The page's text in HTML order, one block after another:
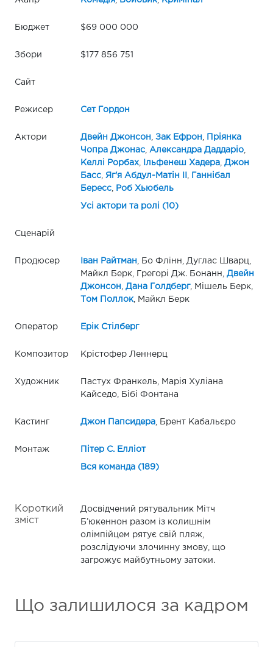
Бюджет $69 000 000
Збори $177 856 751
Сайт
Режисер Сет Гордон
Актори Двейн Джонсон Зак Ефрон
Пріянка
Чопра Джонас, Александра Даддаріо,
Келлі Рорбах, Ільфенеш Хадера, Джон
Басс, Яг'я Абдул-Матін II
Ганнібал
Бересс, Роб Хьюбель
Усі актори та ролі (10)
Сценарій
Продюсер Іван Райтман , Бо Флінн, Дуглас Шварц,
Майкл Берк, Грегорі Дж. Бонанн, Двейн
Джонсон
Дана Голдберг, Мішель Берк,
Том Поллок, Майкл Берк
Оператор Ерік Стілберг
Композитор Крістофер Леннерц
Художник
Пастух Франкель, Марія Хуліана
Кайседо, Бібі Фонтана
Кастинг Джон Папсидера, Брент Кабальєро
Монтаж Пітер С. Елліот
Вся команда (189)
Короткий
зміст
Досвідчений рятувальник Мітч
Б’юкеннон разом із колишнім
олімпійцем рятує свій пляж,
розслідуючи злочинну змову, що
загрожує майбутньому затоки.
Що залишилося за кадром